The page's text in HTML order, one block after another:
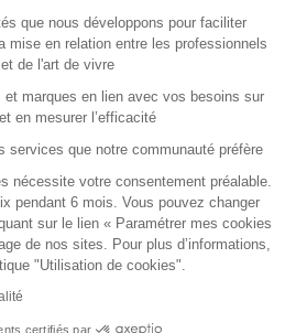
Recrutement
légales
commerciales
que nous développons pour faciliter
mise en relation entre les professionnels
de l'art de vivre
marques en lien avec vos besoins sur
en mesurer l’efficacité
services que notre communauté préfère
nécessite votre consentement préalable.
pendant 6 mois. Vous pouvez changer
sur le lien « Paramétrer mes cookies
de nos sites. Pour plus d’informations,
"Utilisation de cookies".
certifiés par